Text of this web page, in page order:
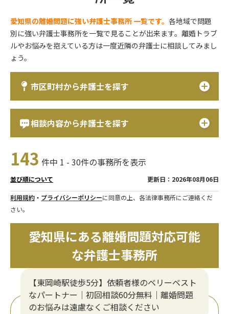
愛知県の離婚問題に強い弁護士事務所 一覧です。各地域で問題
別に強い弁護士事務所を一覧で見ることが出来ます。離婚トラブ
ルやお悩みを抱えている方は一度近隣の弁護士に相談してみまし
ょう。
市区町村から弁護士を探す
相談内容から弁護士を探す
143 件中 1 - 30件の事務所を表示
並び順について 更新日：2026年08月06日
利用規約 ・ プライバシーポリシーに同意の上、各法律事務所にご連絡くだ
さい。
愛知県にある離婚問題対応可能
な弁護士事務所
【東岡崎駅徒歩5分】依頼者様のベリーベスト
なパートナー｜初回相談60分無料｜離婚問題
のお悩みは遠慮なくご相談ください